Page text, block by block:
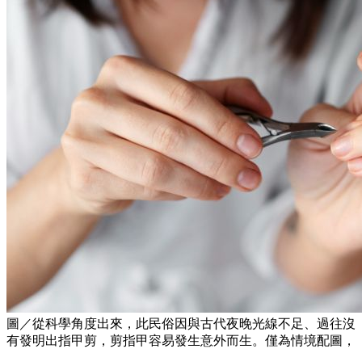
圖／從科學角度出來，此民俗因與古代夜晚光線不足、過往沒
有發明出指甲剪，剪指甲容易發生意外而生。僅為情境配圖，